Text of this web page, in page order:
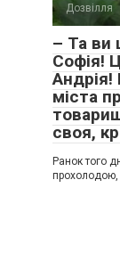
Дозвілля
– Та ви
Софія!
Андрія!
міста
своя,
Ранок того
прохолодою,